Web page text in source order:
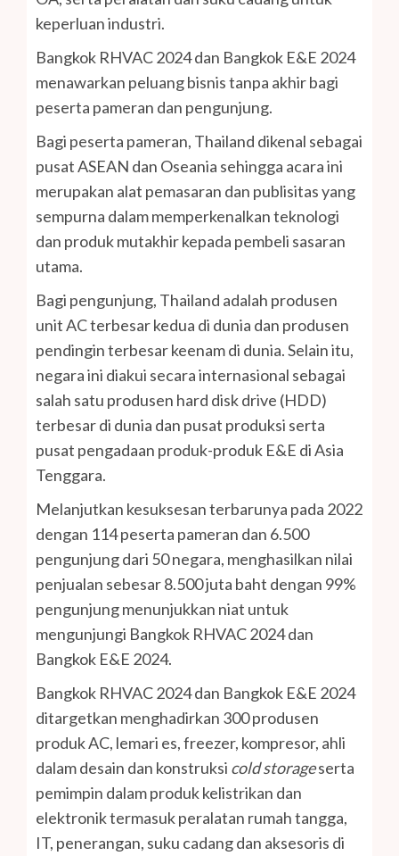
keperluan industri.
Bangkok RHVAC 2024 dan Bangkok E&E 2024
menawarkan peluang bisnis tanpa akhir bagi
peserta pameran dan pengunjung.
Bagi peserta pameran, Thailand dikenal sebagai
pusat ASEAN dan Oseania sehingga acara ini
merupakan alat pemasaran dan publisitas yang
sempurna dalam memperkenalkan teknologi
dan produk mutakhir kepada pembeli sasaran
utama.
Bagi pengunjung, Thailand adalah produsen
unit AC terbesar kedua di dunia dan produsen
pendingin terbesar keenam di dunia. Selain itu,
negara ini diakui secara internasional sebagai
salah satu produsen hard disk drive (HDD)
terbesar di dunia dan pusat produksi serta
pusat pengadaan produk-produk E&E di Asia
Tenggara.
Melanjutkan kesuksesan terbarunya pada 2022
dengan 114 peserta pameran dan 6.500
pengunjung dari 50 negara, menghasilkan nilai
penjualan sebesar 8.500 juta baht dengan 99%
pengunjung menunjukkan niat untuk
mengunjungi Bangkok RHVAC 2024 dan
Bangkok E&E 2024.
Bangkok RHVAC 2024 dan Bangkok E&E 2024
ditargetkan menghadirkan 300 produsen
produk AC, lemari es, freezer, kompresor, ahli
dalam desain dan konstruksi cold storageserta
pemimpin dalam produk kelistrikan dan
elektronik termasuk peralatan rumah tangga,
IT, penerangan, suku cadang dan aksesoris di